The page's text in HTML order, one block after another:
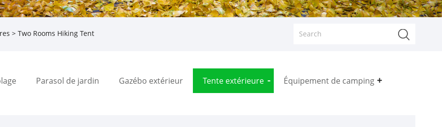
> Two Rooms Hiking Tent
Parasol de jardin Gazébo extérieur Tente extérieure Équipement de camping